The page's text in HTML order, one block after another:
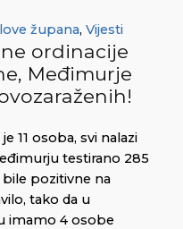
župana, Vijesti
ordinacije
Međimurje
11 osoba, svi nalazi
testirano 285
pozitivne na
tako da u
imamo 4 osobe